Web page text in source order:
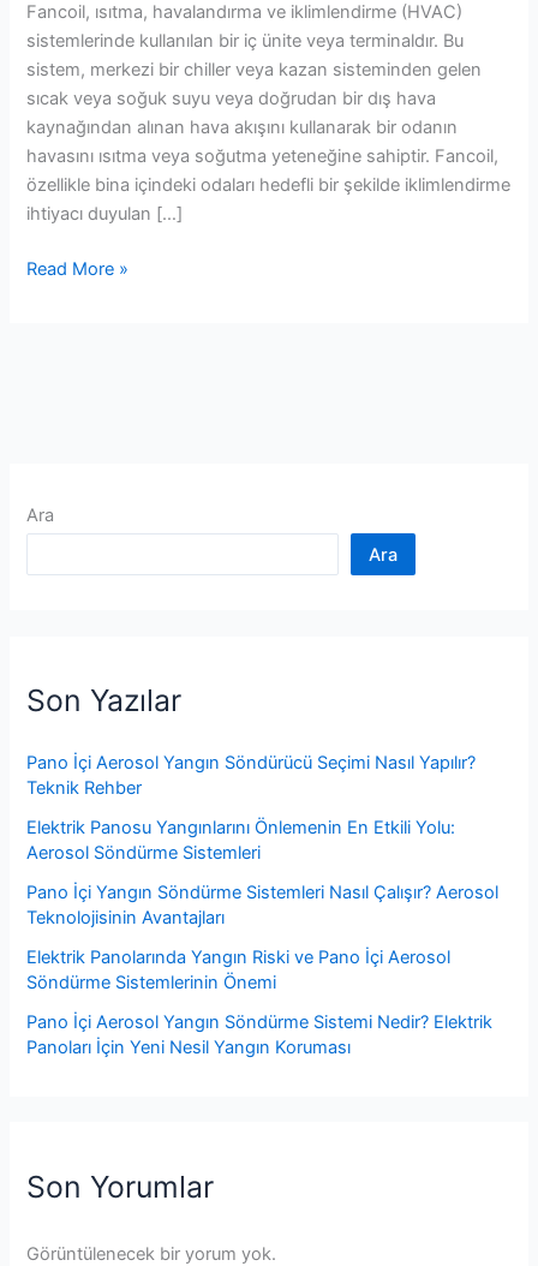
Fancoil, ısıtma, havalandırma ve iklimlendirme (HVAC)
sistemlerinde kullanılan bir iç ünite veya terminaldır. Bu
sistem, merkezi bir chiller veya kazan sisteminden gelen
sıcak veya soğuk suyu veya doğrudan bir dış hava
kaynağından alınan hava akışını kullanarak bir odanın
havasını ısıtma veya soğutma yeteneğine sahiptir. Fancoil,
özellikle bina içindeki odaları hedefli bir şekilde iklimlendirme
ihtiyacı duyulan […]
Read More »
Ara
Ara
Son Yazılar
Pano İçi Aerosol Yangın Söndürücü Seçimi Nasıl Yapılır?
Teknik Rehber
Elektrik Panosu Yangınlarını Önlemenin En Etkili Yolu:
Aerosol Söndürme Sistemleri
Pano İçi Yangın Söndürme Sistemleri Nasıl Çalışır? Aerosol
Teknolojisinin Avantajları
Elektrik Panolarında Yangın Riski ve Pano İçi Aerosol
Söndürme Sistemlerinin Önemi
Pano İçi Aerosol Yangın Söndürme Sistemi Nedir? Elektrik
Panoları İçin Yeni Nesil Yangın Koruması
Son Yorumlar
Görüntülenecek bir yorum yok.